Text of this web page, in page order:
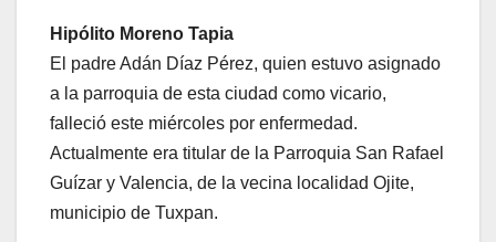
Hipólito Moreno Tapia
El padre Adán Díaz Pérez, quien estuvo asignado
a la parroquia de esta ciudad como vicario,
falleció este miércoles por enfermedad.
Actualmente era titular de la Parroquia San Rafael
Guízar y Valencia, de la vecina localidad Ojite,
municipio de Tuxpan.